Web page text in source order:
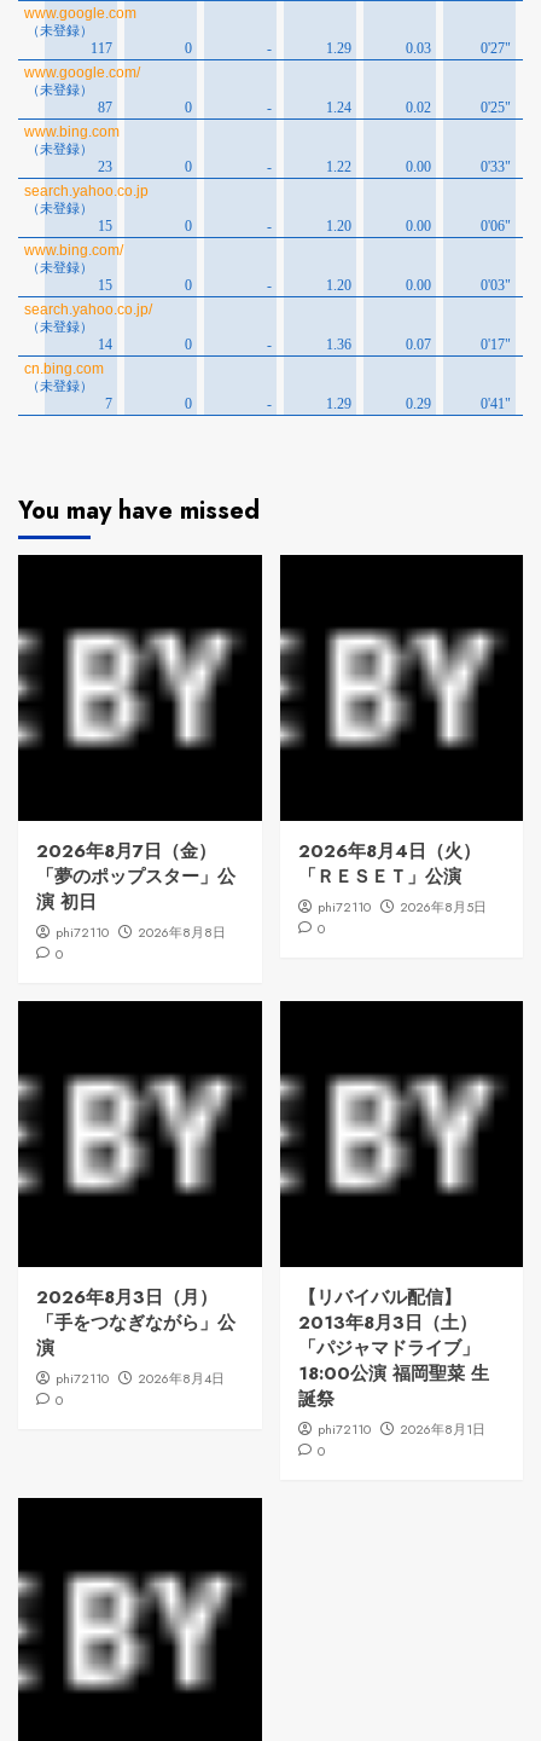
You may have missed
2026年8月7日（金）
「夢のポップスター」公
演 初日
phi72110
2026年8月8日
0
2026年8月4日（火）
「ＲＥＳＥＴ」公演
phi72110
2026年8月5日
0
2026年8月3日（月）
「手をつなぎながら」公
演
phi72110
2026年8月4日
0
【リバイバル配信】
2013年8月3日（土）
「パジャマドライブ」
18:00公演 福岡聖菜 生
誕祭
phi72110
2026年8月1日
0